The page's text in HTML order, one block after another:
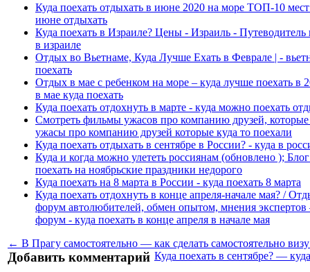
Куда поехать отдыхать в июне 2020 на море ТОП-10 мест
июне отдыхать
Куда поехать в Израиле? Цены - Израиль - Путеводитель
в израиле
Отдых во Вьетнаме, Куда Лучше Ехать в Феврале | -
поехать
Отдых в мае с ребенком на море – куда лучше поехать в
в мае куда поехать
Куда поехать отдохнуть в марте - куда можно поехать
Смотреть фильмы ужасов про компанию друзей, которые
ужасы про компанию друзей которые куда то поехали
Куда поехать отдыхать в сентябре в России? - куда в
Куда и когда можно улететь россиянам (обновлено );
поехать на ноябрьские праздники недорого
Куда поехать на 8 марта в России - куда поехать 8 марта
Куда поехать отдохнуть в конце апреля-начале мая? /
форум автолюбителей, обмен опытом, мнения
форум - куда поехать в конце апреля в начале мая
← В Прагу самостоятельно — как сделать самостоятельно
Куда поехать в сентябре? —
Добавить комментарий